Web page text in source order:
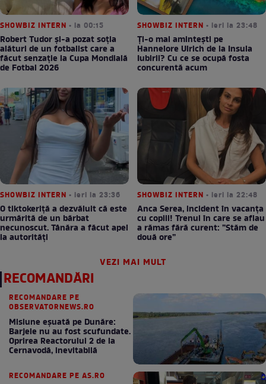
SHOWBIZ INTERN • la 00:15
Robert Tudor și-a pozat soția
alături de un fotbalist care a
făcut senzație la Cupa Mondială
de Fotbal 2026
SHOWBIZ INTERN • ieri la 23:48
Ți-o mai amintești pe
Hannelore Ulrich de la Insula
Iubirii? Cu ce se ocupă fosta
concurentă acum
SHOWBIZ INTERN • ieri la 23:36
O tiktokeriță a dezvăluit că este
urmărită de un bărbat
necunoscut. Tânăra a făcut apel
la autorități
SHOWBIZ INTERN • ieri la 22:48
Anca Serea, incident în vacanța
cu copiii! Trenul în care se aflau
a rămas fără curent: ”Stăm de
două ore”
VEZI MAI MULT
RECOMANDĂRI
RECOMANDARE PE
OBSERVATORNEWS.RO
Misiune eșuată pe Dunăre:
Barjele nu au fost scufundate.
Oprirea Reactorului 2 de la
Cernavodă, inevitabilă
RECOMANDARE PE AS.RO